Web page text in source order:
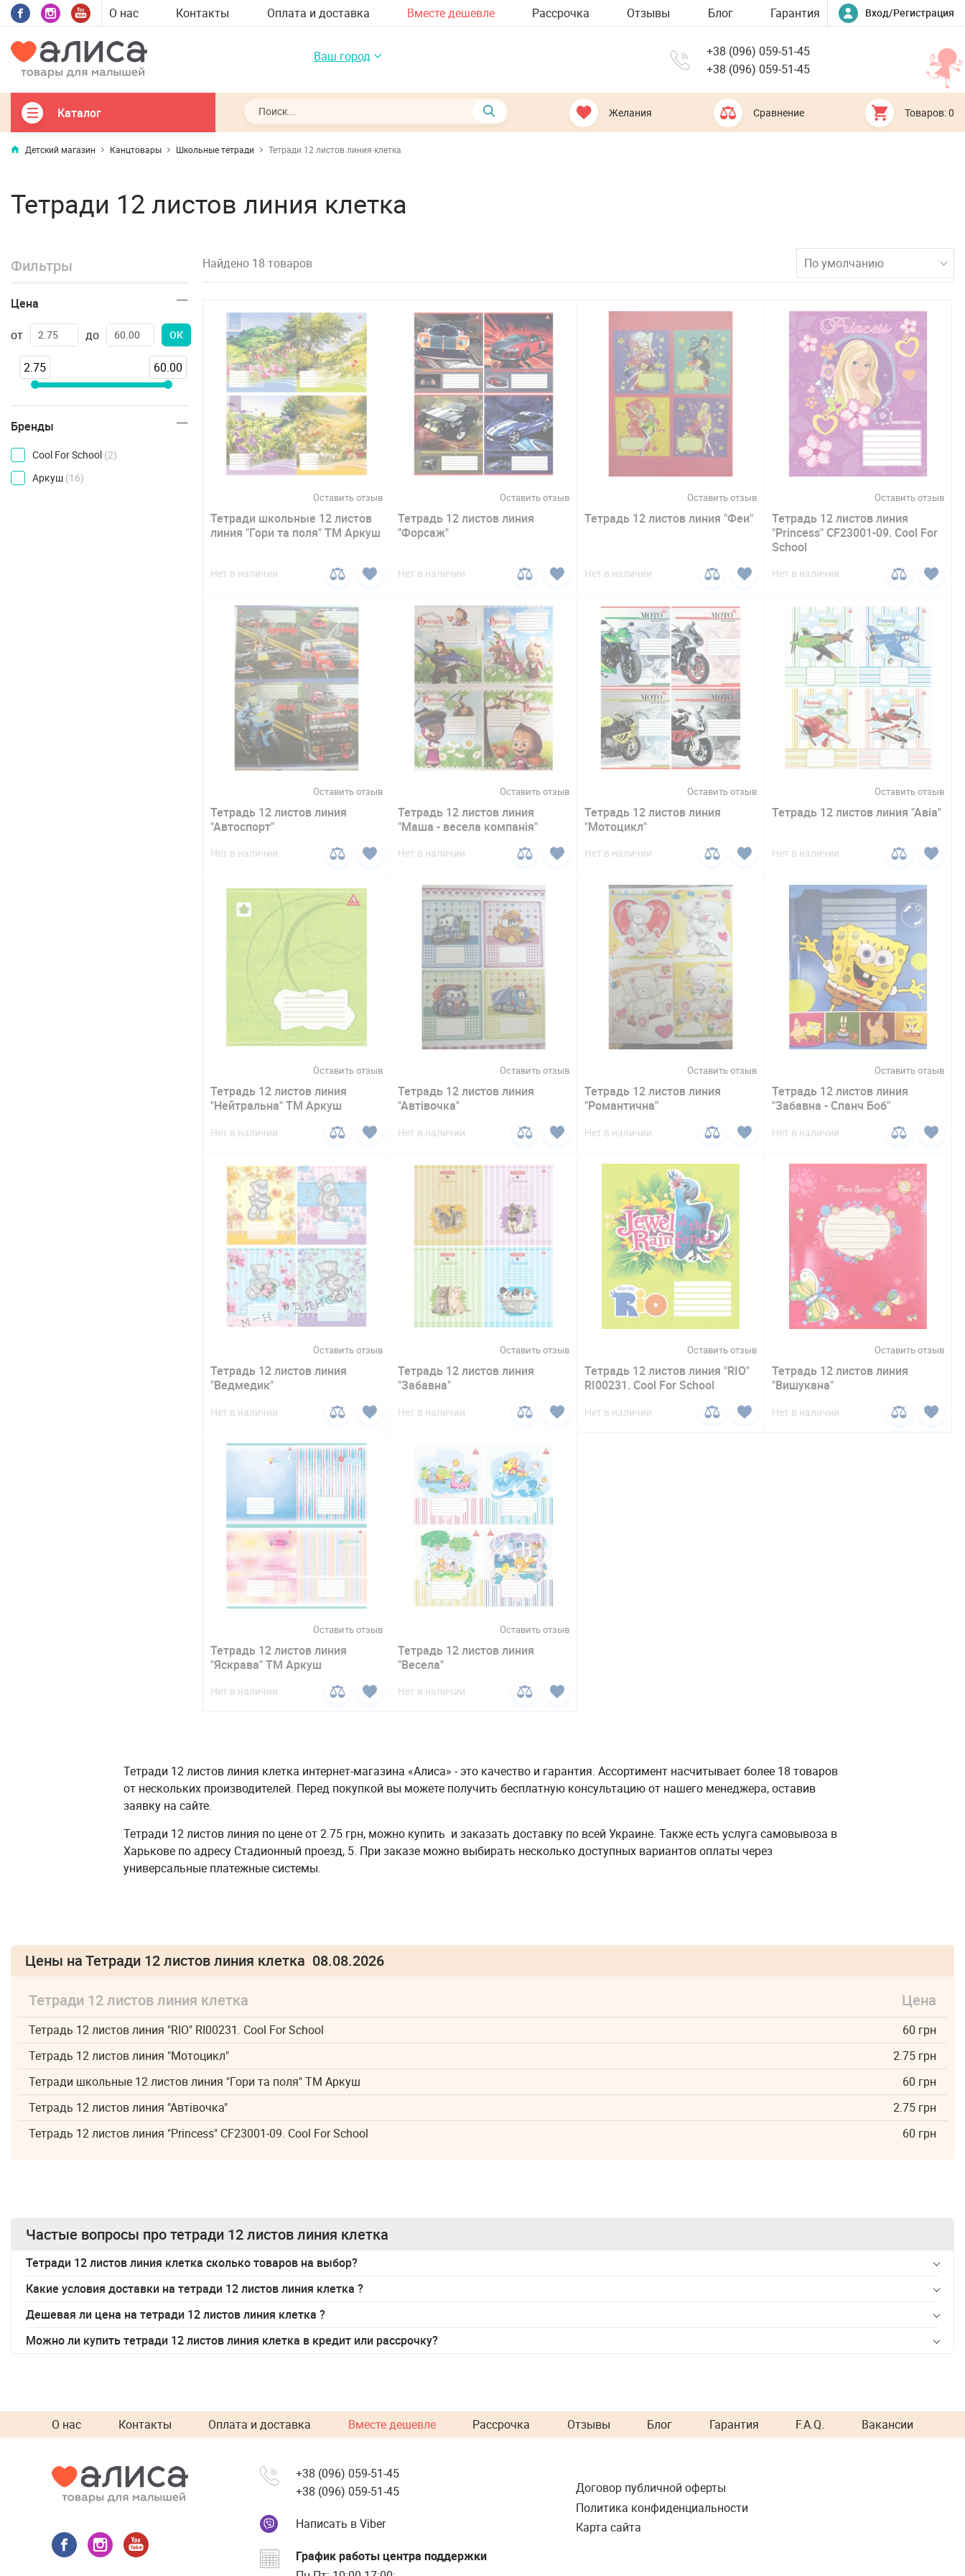
О нас Контакты Оплата и доставка Вместе дешевле Рассрочка Отзывы Блог Гарантия Вход/Регистрация
Ваш город
+38 (096) 059-51-45
+38 (096) 059-51-45
Каталог Желания Сравнение Товаров: 0
Детский магазин Канцтовары Школьные тетради Тетради 12 листов линия клетка
Тетради 12 листов линия клетка
Фильтры
Цена
от
до ОК
2.75 60.00
Бренды
Cool For School (2)
Аркуш (16)
Найдено 18 товаров По умолчанию
Оставить отзыв
Тетради школьные 12 листов
линия "Гори та поля" ТМ Аркуш
Нет в наличии
Оставить отзыв
Тетрадь 12 листов линия
"Форсаж"
Нет в наличии
Оставить отзыв
Тетрадь 12 листов линия "Феи"
Нет в наличии
Оставить отзыв
Тетрадь 12 листов линия
"Princess" CF23001-09. Cool For
School
Нет в наличии
Оставить отзыв
Тетрадь 12 листов линия
"Автоспорт"
Нет в наличии
Оставить отзыв
Тетрадь 12 листов линия
"Маша - весела компанія"
Нет в наличии
Оставить отзыв
Тетрадь 12 листов линия
"Мотоцикл"
Нет в наличии
Оставить отзыв
Тетрадь 12 листов линия "Авіа"
Нет в наличии
Оставить отзыв
Тетрадь 12 листов линия
"Нейтральна" ТМ Аркуш
Нет в наличии
Оставить отзыв
Тетрадь 12 листов линия
"Автівочка"
Нет в наличии
Оставить отзыв
Тетрадь 12 листов линия
"Романтична"
Нет в наличии
Оставить отзыв
Тетрадь 12 листов линия
"Забавна - Спанч Боб"
Нет в наличии
Оставить отзыв
Тетрадь 12 листов линия
"Ведмедик"
Нет в наличии
Оставить отзыв
Тетрадь 12 листов линия
"Забавна"
Нет в наличии
Оставить отзыв
Тетрадь 12 листов линия "RIO"
RI00231. Cool For School
Нет в наличии
Оставить отзыв
Тетрадь 12 листов линия
"Вишукана"
Нет в наличии
Оставить отзыв
Тетрадь 12 листов линия
"Яскрава" ТМ Аркуш
Нет в наличии
Оставить отзыв
Тетрадь 12 листов линия
"Весела"
Нет в наличии
Тетради 12 листов линия клетка интернет-магазина «Алиса» - это качество и гарантия. Ассортимент насчитывает более 18 товаров
от нескольких производителей. Перед покупкой вы можете получить бесплатную консультацию от нашего менеджера, оставив
заявку на сайте.
Тетради 12 листов линия по цене от 2.75 грн, можно купить и заказать доставку по всей Украине. Также есть услуга самовывоза в
Харькове по адресу Стадионный проезд, 5. При заказе можно выбирать несколько доступных вариантов оплаты через
универсальные платежные системы.
Цены на Тетради 12 листов линия клетка 08.08.2026
Тетради 12 листов линия клетка Цена
Тетрадь 12 листов линия "RIO" RI00231. Cool For School
60 грн
Тетрадь 12 листов линия "Мотоцикл"
2.75 грн
Тетради школьные 12 листов линия "Гори та поля" ТМ Аркуш
60 грн
Тетрадь 12 листов линия "Автівочка"
2.75 грн
Тетрадь 12 листов линия "Princess" CF23001-09. Cool For School
60 грн
Частые вопросы протетради 12 листов линия клетка
Тетради 12 листов линия клетка сколько товаров на выбор?
Какие условия доставки на тетради 12 листов линия клетка ?
Дешевая ли цена на тетради 12 листов линия клетка ?
Можно ли купитьтетради 12 листов линия клетка в кредит или рассрочку?
О нас Контакты Оплата и доставка Вместе дешевле Рассрочка Отзывы Блог Гарантия F.A.Q. Вакансии
+38 (096) 059-51-45
+38 (096) 059-51-45
Написать в Viber
График работы центра поддержки
Договор публичной оферты
Политика конфиденциальности
Карта сайта